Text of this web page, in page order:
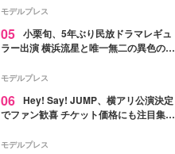
ぎ」「成長を感じる」の声
モデルプレス
05 小栗旬、5年ぶり民放ドラマレギュ
ラー出演 横浜流星と唯一無二の異色のバ
モデルプレス
06 Hey! Say! JUMP、横アリ公演決定
でファン歓喜 チケット価格にも注目集ま
モデルプレス